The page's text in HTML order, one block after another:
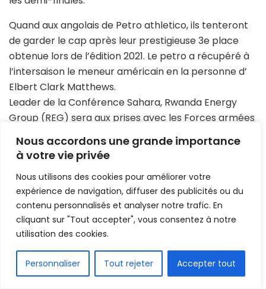
Nous accordons une grande importance
à votre vie privée
Nous utilisons des cookies pour améliorer votre
expérience de navigation, diffuser des publicités ou du
contenu personnalisés et analyser notre trafic. En
cliquant sur "Tout accepter", vous consentez à notre
utilisation des cookies.
Personnaliser Tout rejeter Accepter tout
Quand aux angolais de Petro athletico, ils tenteront
de garder le cap après leur prestigieuse 3e place
obtenue lors de l’édition 2021. Le petro a récupéré à
l’intersaison le meneur américain en la personne d’
Elbert Clark Matthews.
Leader de la Conférence Sahara, Rwanda Energy
Group (REG) sera aux prises avec les Forces armées
et Police (FAP) du Cameroun. Les Rwandais voudront
atteindre les demi-finales comme Patriots BC lors de
la première édition.
Voici le programme des quarts de final
Samedi 21 mai 2022
AS Salé (Maroc) vs Petro Luanda (Angola) a Kigali
FAP (Cameroun) vs Rwanda Energy Group (Rwanda)
FR